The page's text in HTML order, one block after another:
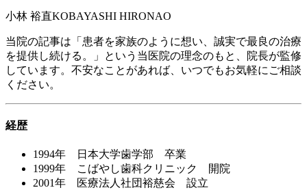
小林 裕直KOBAYASHI HIRONAO
当院の記事は「患者を家族のように想い、誠実で最良の治療
を提供し続ける。」という当医院の理念のもと、院長が監修
しています。不安なことがあれば、いつでもお気軽にご相談
ください。
経歴
1994年 日本大学歯学部 卒業
1999年 こばやし歯科クリニック 開院
2001年 医療法人社団裕慈会 設立